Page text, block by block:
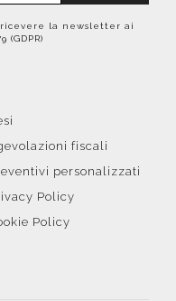
ricevere la newsletter ai
(GDPR)
fiscali
personalizzati
Policy
Policy